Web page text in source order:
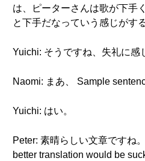
は、ピーターさんは歌が下手
と下手だなっていう感じがす
Yuichi: そうですね、失礼に感
Naomi: まあ、 Sample
Yuichi: はい。
Peter: 素晴らしい文章ですね
better translation would be